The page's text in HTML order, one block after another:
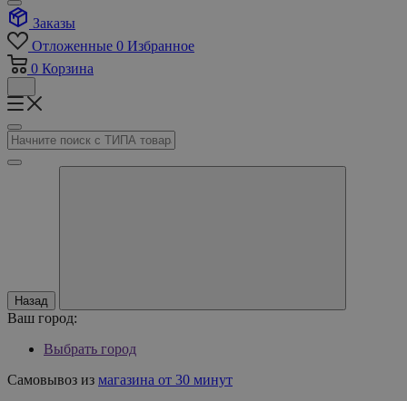
Заказы
Отложенные 0 Избранное
0 Корзина
Назад
Ваш город:
Выбрать город
Самовывоз из магазина от 30 минут